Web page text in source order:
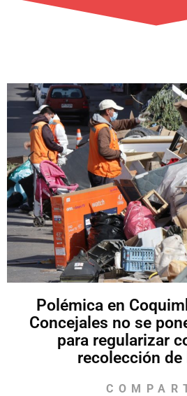
Polémica en
Concejales no se
para regularizar
recolección de